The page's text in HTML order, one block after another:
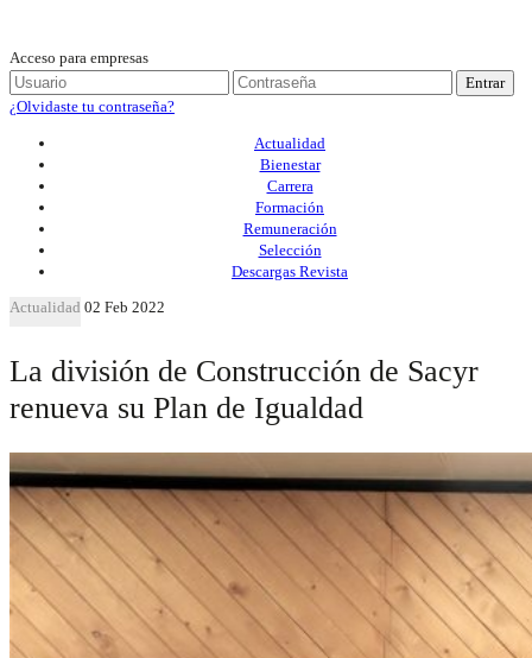
Acceso para empresas
Entrar
¿Olvidaste tu contraseña?
Actualidad
Bienestar
Carrera
Formación
Remuneración
Selección
Descargas Revista
Actualidad 02 Feb 2022
La división de Construcción de Sacyr
renueva su Plan de Igualdad